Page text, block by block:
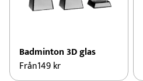
Badminton 3D glas
Från149kr